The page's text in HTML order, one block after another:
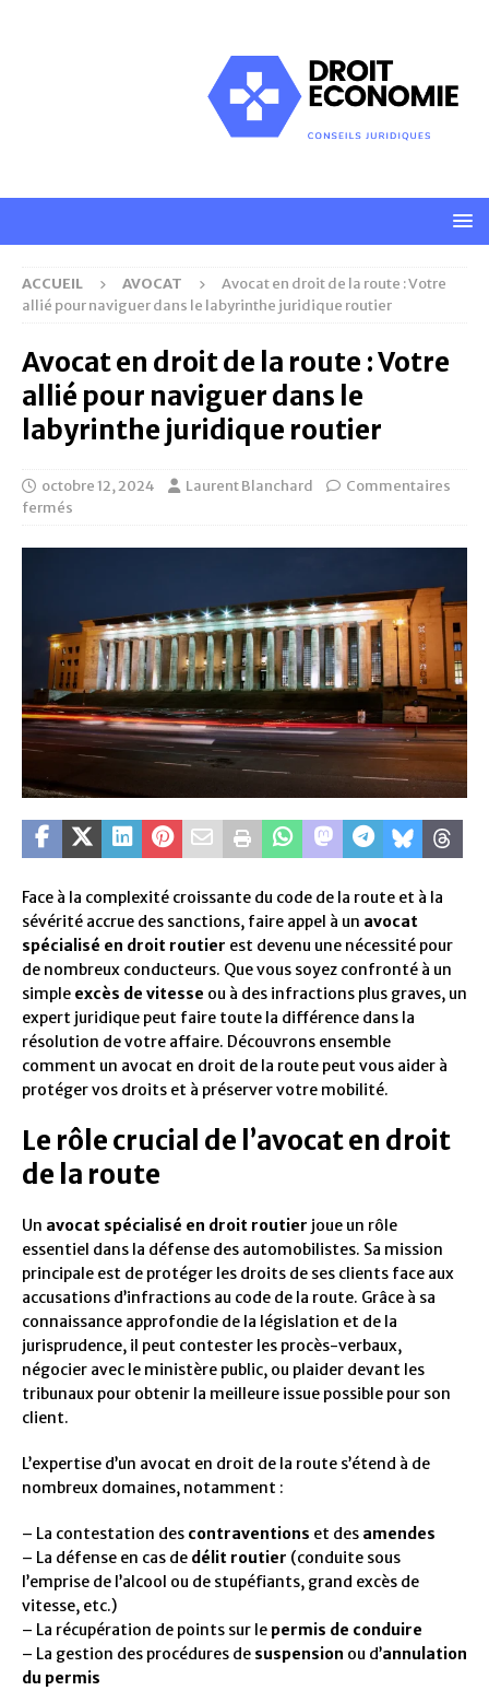
ACCUEIL AVOCAT
Avocat en droit de la route : Votre
allié pour naviguer dans le labyrinthe juridique routier
Avocat en droit de la route : Votre
allié pour naviguer dans le
labyrinthe juridique routier
octobre 12, 2024 Laurent Blanchard
Commentaires
fermés
Face à la complexité croissante du code de la route et à la
sévérité accrue des sanctions, faire appel à un avocat
spécialisé en droit routier est devenu une nécessité pour
de nombreux conducteurs. Que vous soyez confronté à un
simple excès de vitesse ou à des infractions plus graves, un
expert juridique peut faire toute la différence dans la
résolution de votre affaire. Découvrons ensemble
comment un avocat en droit de la route peut vous aider à
protéger vos droits et à préserver votre mobilité.
Le rôle crucial de l’avocat en droit
de la route
Un avocat spécialisé en droit routier joue un rôle
essentiel dans la défense des automobilistes. Sa mission
principale est de protéger les droits de ses clients face aux
accusations d’infractions au code de la route. Grâce à sa
connaissance approfondie de la législation et de la
jurisprudence, il peut contester les procès-verbaux,
négocier avec le ministère public, ou plaider devant les
tribunaux pour obtenir la meilleure issue possible pour son
client.
L’expertise d’un avocat en droit de la route s’étend à de
nombreux domaines, notamment :
– La contestation des contraventions et des amendes
– La défense en cas de délit routier (conduite sous
l’emprise de l’alcool ou de stupéfiants, grand excès de
vitesse, etc.)
– La récupération de points sur le permis de conduire
– La gestion des procédures de suspension ou d’annulation
du permis